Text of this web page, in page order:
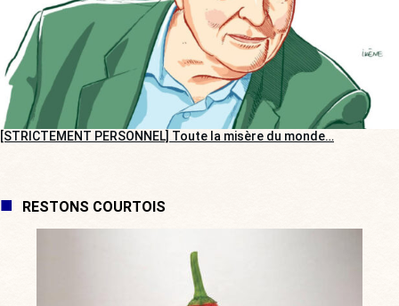
[STRICTEMENT PERSONNEL] Toute la misère du monde…
RESTONS COURTOIS